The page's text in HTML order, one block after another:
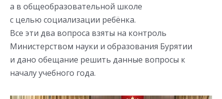
а в общеобразовательной школе
с целью социализации ребёнка.
Все эти два вопроса взяты на контроль
Министерством науки и образования Бурятии
и дано обещание решить данные вопросы к
началу учебного года.